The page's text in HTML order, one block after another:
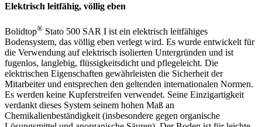
Elektrisch leitfähig, völlig eben
Bolidtop® Stato 500 SAR I ist ein elektrisch leitfähiges
Bodensystem, das völlig eben verlegt wird. Es wurde entwickelt für
die Verwendung auf elektrisch isolierten Untergründen und ist
fugenlos, langlebig, flüssigkeitsdicht und pflegeleicht. Die
elektrischen Eigenschaften gewährleisten die Sicherheit der
Mitarbeiter und entsprechen den geltenden internationalen Normen.
Es werden keine Kupferstreifen verwendet. Seine Einzigartigkeit
verdankt dieses System seinem hohen Maß an
Chemikalienbeständigkeit (insbesondere gegen organische